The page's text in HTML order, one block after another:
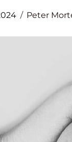
Peter